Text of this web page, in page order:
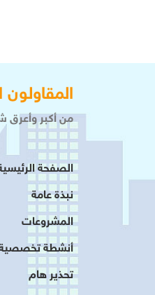
المقاولون
من أكبر وأعرق
الصفحة
نبذة عامة
المشروعات
أنشطة
تحذير هام